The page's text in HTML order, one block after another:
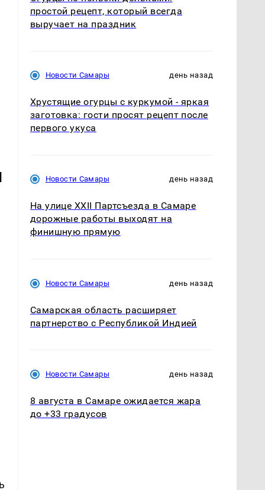
простой рецепт, который всегда
выручает на праздник
Новости Самары день назад
Хрустящие огурцы с куркумой - яркая
заготовка: гости просят рецепт после
первого укуса
Новости Самары день назад
На улице XXII Партсъезда в Самаре
дорожные работы выходят на
финишную прямую
Новости Самары день назад
Самарская область расширяет
партнерство с Республикой Индией
Новости Самары день назад
8 августа в Самаре ожидается жара
до +33 градусов